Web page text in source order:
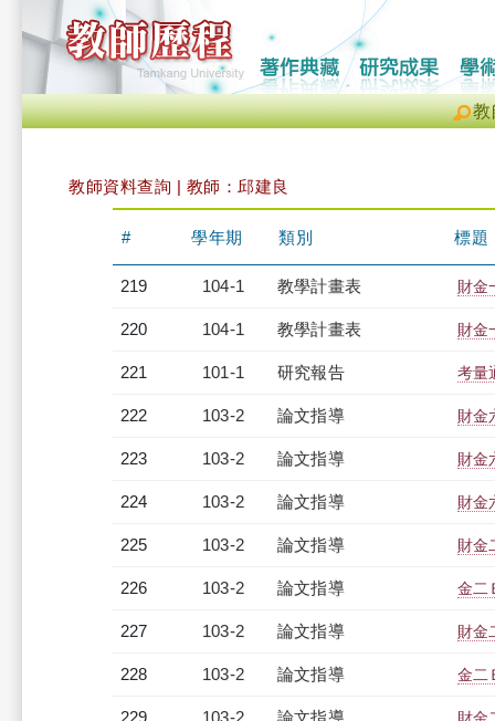
教
教師資料查詢 | 教師：邱建良
# 學年期 類別 標題
219 104-1 教學計畫表 財金
220 104-1 教學計畫表 財金
221 101-1 研究報告 考量
222 103-2 論文指導 財金
223 103-2 論文指導 財金
224 103-2 論文指導 財金
225 103-2 論文指導 財金
226 103-2 論文指導 金二
227 103-2 論文指導 財金
228 103-2 論文指導 金二
229 103-2 論文指導